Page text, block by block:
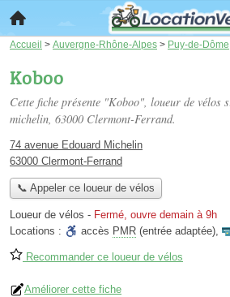
Accueil > Auvergne-Rhône-Alpes > Puy-de-Dôme
Koboo
Cette fiche présente "Koboo", loueur de vélos
michelin, 63000 Clermont-Ferrand.
74 avenue Edouard Michelin
63000 Clermont-Ferrand
📞 Appeler ce loueur de vélos
Loueur de vélos - Fermé, ouvre demain à 9h
Locations :
accès PMR (entrée adaptée),
Recommander ce loueur de vélos
Améliorer cette fiche